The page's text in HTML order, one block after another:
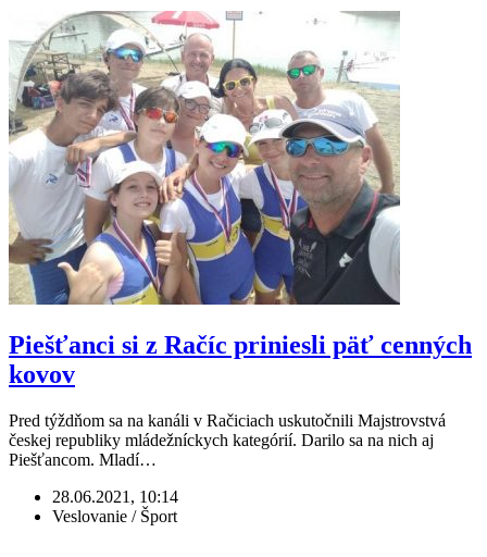
Piešťanci si z Račíc priniesli päť cenných
kovov
Pred týždňom sa na kanáli v Račiciach uskutočnili Majstrovstvá
českej republiky mládežníckych kategórií. Darilo sa na nich aj
Piešťancom. Mladí…
28.06.2021, 10:14
Veslovanie / Šport